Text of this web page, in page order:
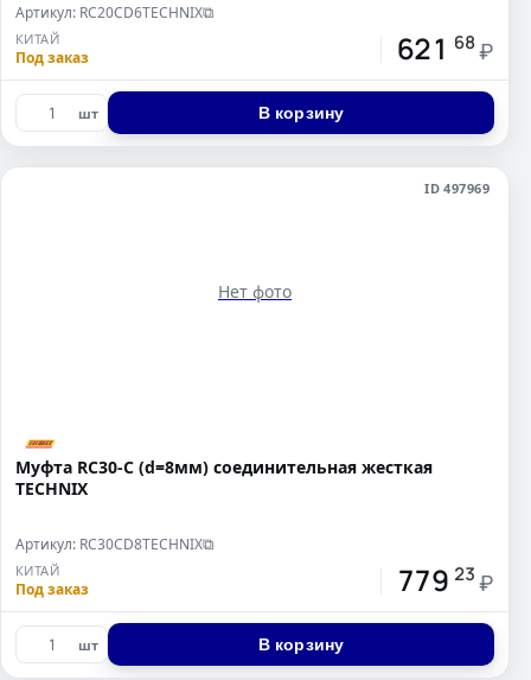
Артикул: RC20CD6TECHNIX⧉
КИТАЙ
Под заказ 621 68 ₽
шт В корзину
ID 497969
Нет фото
Муфта RC30-C (d=8мм) соединительная жесткая
TECHNIX
Артикул: RC30CD8TECHNIX⧉
КИТАЙ
Под заказ 779 23 ₽
шт В корзину